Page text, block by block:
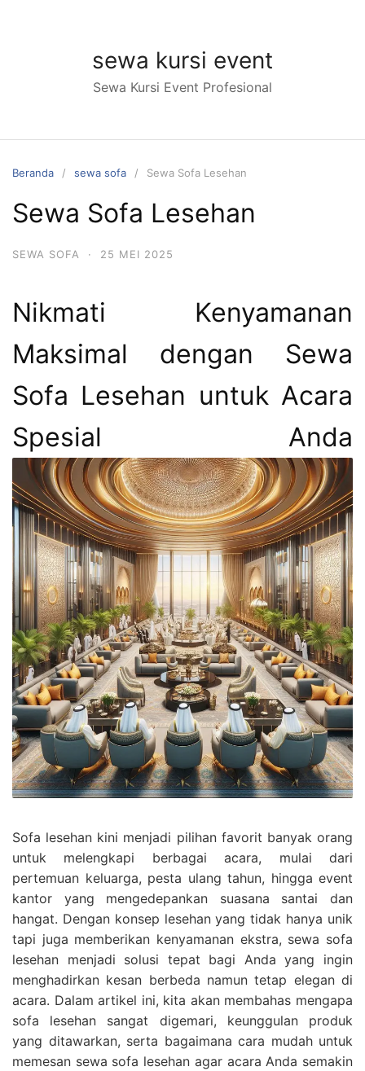
sewa kursi event
Sewa Kursi Event Profesional
Beranda sewa sofa Sewa Sofa Lesehan
Sewa Sofa Lesehan
SEWA SOFA · 25 MEI 2025
Nikmati Kenyamanan
Maksimal dengan Sewa
Sofa Lesehan untuk Acara
Spesial Anda
Sofa lesehan kini menjadi pilihan favorit banyak orang
untuk melengkapi berbagai acara, mulai dari
pertemuan keluarga, pesta ulang tahun, hingga event
kantor yang mengedepankan suasana santai dan
hangat. Dengan konsep lesehan yang tidak hanya unik
tapi juga memberikan kenyamanan ekstra, sewa sofa
lesehan menjadi solusi tepat bagi Anda yang ingin
menghadirkan kesan berbeda namun tetap elegan di
acara. Dalam artikel ini, kita akan membahas mengapa
sofa lesehan sangat digemari, keunggulan produk
yang ditawarkan, serta bagaimana cara mudah untuk
memesan sewa sofa lesehan agar acara Anda semakin